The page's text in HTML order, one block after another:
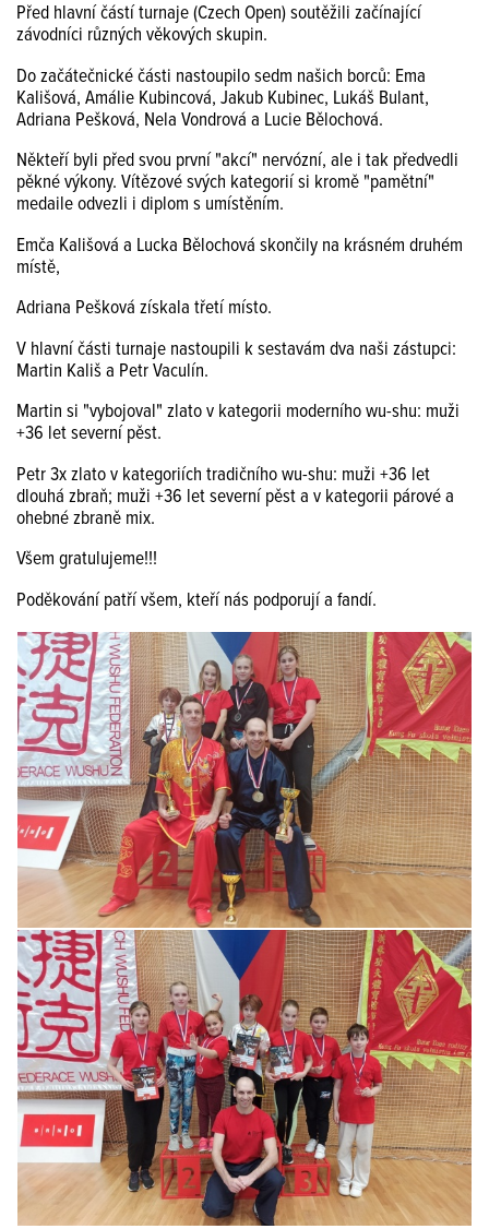
Před hlavní částí turnaje (Czech Open) soutěžili začínající
závodníci různých věkových skupin.
Do začátečnické části nastoupilo sedm našich borců: Ema
Kališová, Amálie Kubincová, Jakub Kubinec, Lukáš Bulant,
Adriana Pešková, Nela Vondrová a Lucie Bělochová.
Někteří byli před svou první "akcí" nervózní, ale i tak předvedli
pěkné výkony. Vítězové svých kategorií si kromě "pamětní"
medaile odvezli i diplom s umístěním.
Emča Kališová a Lucka Bělochová skončily na krásném druhém
místě,
Adriana Pešková získala třetí místo.
V hlavní části turnaje nastoupili k sestavám dva naši zástupci:
Martin Kališ a Petr Vaculín.
Martin si "vybojoval" zlato v kategorii moderního wu-shu: muži
+36 let severní pěst.
Petr 3x zlato v kategoriích tradičního wu-shu: muži +36 let
dlouhá zbraň; muži +36 let severní pěst a v kategorii párové a
ohebné zbraně mix.
Všem gratulujeme!!!
Poděkování patří všem, kteří nás podporují a fandí.